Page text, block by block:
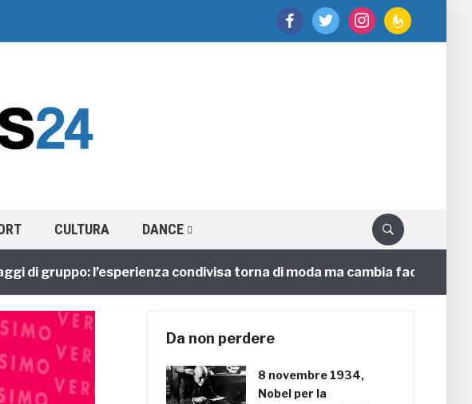
facebooktwitter instagramfeedburner
CULTURA DANCE
l’esperienza condivisa torna di moda ma cambia faccia
Da non perdere
8 novembre 1934,
Nobel per la